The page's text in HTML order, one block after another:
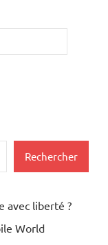
Rechercher
avec liberté ?
World